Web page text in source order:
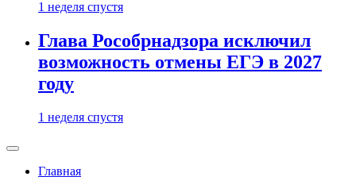
1 неделя спустя
Глава Рособрнадзора исключил
возможность отмены ЕГЭ в 2027
году
1 неделя спустя
Главная